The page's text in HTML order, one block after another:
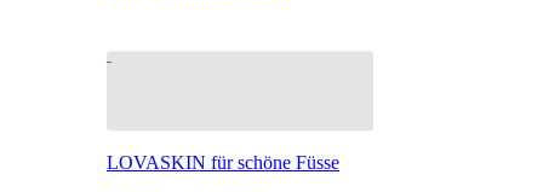
LOVASKIN für schöne Füsse